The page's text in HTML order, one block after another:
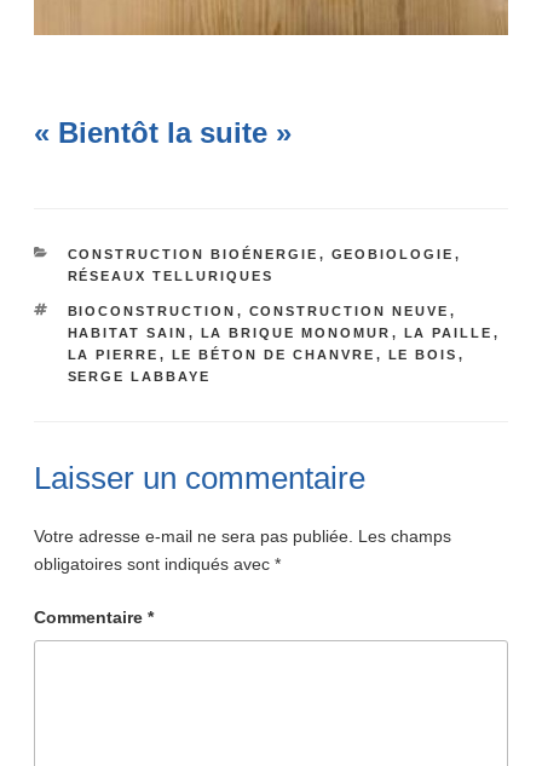
« Bientôt la suite »
CATÉGORIES
CONSTRUCTION BIOÉNERGIE , GEOBIOLOGIE ,
RÉSEAUX TELLURIQUES
ÉTIQUETTES
BIOCONSTRUCTION , CONSTRUCTION NEUVE ,
HABITAT SAIN , LA BRIQUE MONOMUR , LA PAILLE ,
LA PIERRE , LE BÉTON DE CHANVRE , LE BOIS ,
SERGE LABBAYE
Laisser un commentaire
Votre adresse e-mail ne sera pas publiée. Les champs
obligatoires sont indiqués avec *
Commentaire *